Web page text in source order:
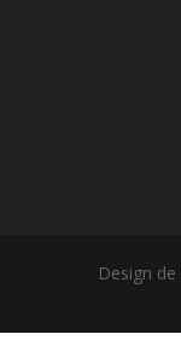
Design de